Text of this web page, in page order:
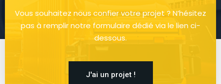
Vous souhaitez nous confier votre projet ? N’hésitez
pas à remplir notre formulaire dédié via le lien ci-
dessous.
J'ai un projet !